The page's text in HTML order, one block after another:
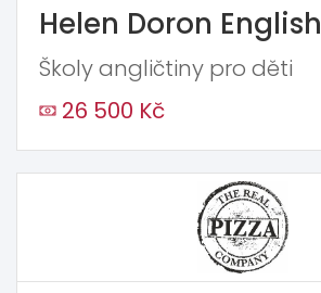
Helen Doron English
Školy angličtiny pro děti
26 500 Kč